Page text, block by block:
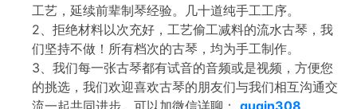
工艺，延续前辈制琴经验。几十道纯手工工序。
2、拒绝材料以次充好，工艺偷工减料的流水古琴，我
们坚持不做！所有档次的古琴，均为手工制作。
3、我们每一张古琴都有试音的音频或是视频，方便您
的挑选，我们欢迎喜欢古琴的朋友们与我们相互沟通交
流一起共同进步。可以加微信详聊： guqin308